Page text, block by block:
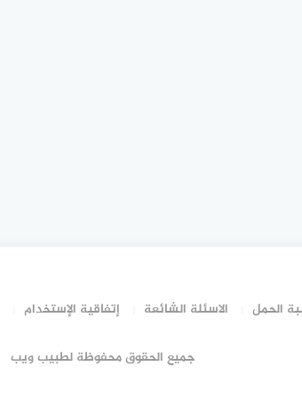
الحمل الاسئلة الشائعة إتفاقية الإستخدام
جميع الحقوق محفوظة لطبيب ويب